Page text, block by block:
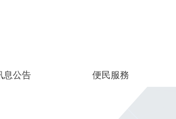
息公告 便民服務